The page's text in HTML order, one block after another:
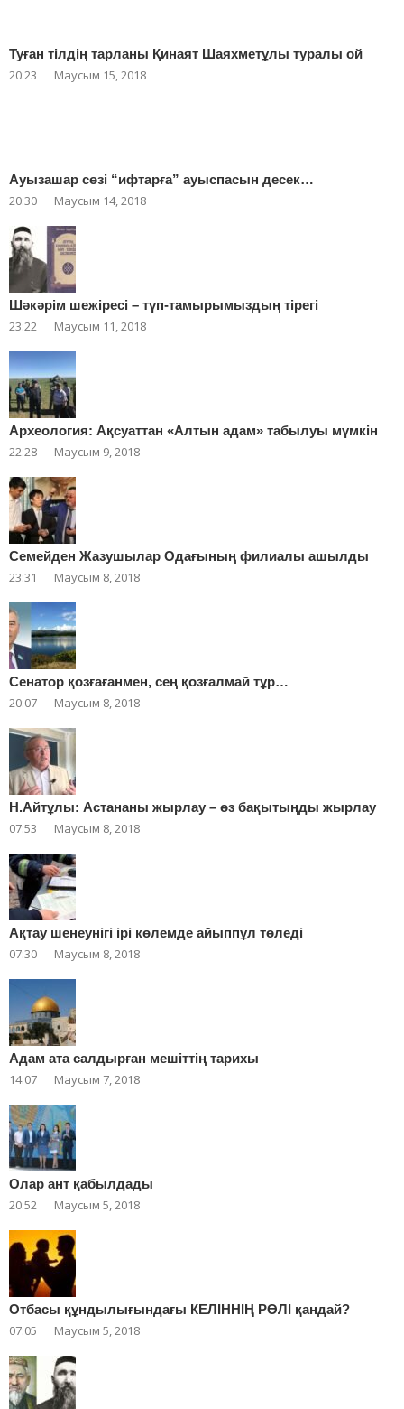
Туған тілдің тарланы Қинаят Шаяхметұлы туралы ой
20:23 Маусым 15, 2018
Ауызашар сөзі “ифтарға” ауыспасын десек…
20:30 Маусым 14, 2018
Шәкәрім шежіресі – түп-тамырымыздың тірегі
23:22 Маусым 11, 2018
Археология: Ақсуаттан «Алтын адам» табылуы мүмкін
22:28 Маусым 9, 2018
Cемейден Жазушылар Одағының филиалы ашылды
23:31 Маусым 8, 2018
Сенатор қозғағанмен, сең қозғалмай тұр…
20:07 Маусым 8, 2018
Н.Айтұлы: Астананы жырлау – өз бақытыңды жырлау
07:53 Маусым 8, 2018
Ақтау шенеунігі ірі көлемде айыппұл төледі
07:30 Маусым 8, 2018
Адам ата салдырған мешіттің тарихы
14:07 Маусым 7, 2018
Олар ант қабылдады
20:52 Маусым 5, 2018
Отбасы құндылығындағы КЕЛІННІҢ РӨЛІ қандай?
07:05 Маусым 5, 2018